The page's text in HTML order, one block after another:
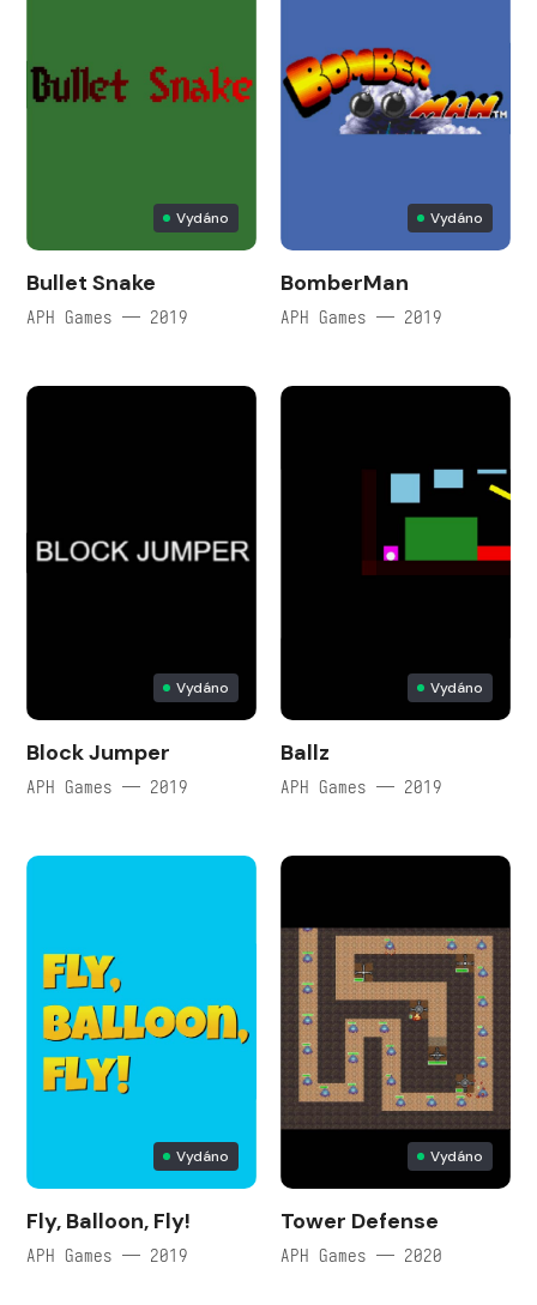
Vydáno
Bullet Snake
APH Games — 2019
Vydáno
BomberMan
APH Games — 2019
Vydáno
Block Jumper
APH Games — 2019
Vydáno
Ballz
APH Games — 2019
Vydáno
Fly, Balloon, Fly!
APH Games — 2019
Vydáno
Tower Defense
APH Games — 2020